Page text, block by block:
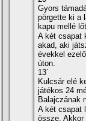
Gyors
pörgette ki a
kapu mellé
A két csapat
akad, aki
évekkel
úton.
13`
Kulcsár elé
játékos 24
Balajczának
A két csapat
össze. Akkor